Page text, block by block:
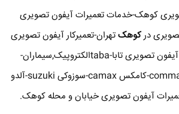
کوهک-خدمات تعمیرات آیفون تصویری
درکوهکتهران-تعمیرکار آیفون تصویری
در کوهک-نمایندگی آیفون تصویری تابا-tabaالکتروپیک,سیماران-
simaran-کوماکس commax-کامکس camax-سوزوکی suzuki-آلدو